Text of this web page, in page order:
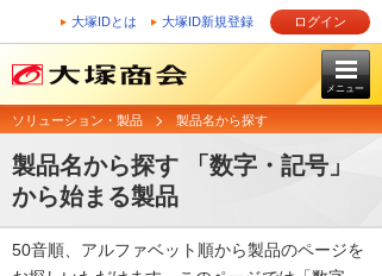
大塚IDとは 大塚ID新規登録 ログイン
メニュー
ソリューション・製品 製品名から探す
製品名から探す 「数字・記号」
から始まる製品
50音順、アルファベット順から製品のページを